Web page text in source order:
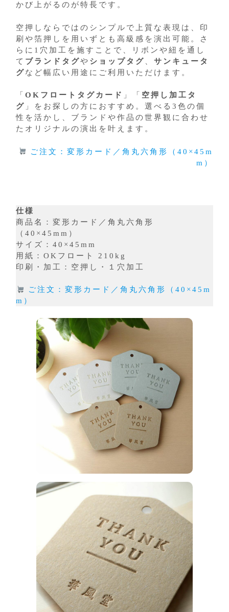
かび上がるのが特長です。
空押しならではのシンプルで上質な表現は、印
刷や箔押しを用いずとも高級感を演出可能。さ
らに1穴加工を施すことで、リボンや紐を通し
て ブランドタグや ショップタグ 、サンキュータ
グなど幅広い用途にご利用いただけます。
「OKフロートタグカード 」「 空押し加工タ
グ 」をお探しの方におすすめ。選べる3色の個
性を活かし、ブランドや作品の世界観に合わせ
たオリジナルの演出を叶えます。
ご注文：変形カード／角丸六角形（40×45m
m）
仕様
商品名：変形カード／角丸六角形
（40×45mm）
サイズ：40×45mm
用紙：OKフロート 210kg
印刷・加工：空押し・１穴加工
ご注文：変形カード／角丸六角形（40×45m
m）